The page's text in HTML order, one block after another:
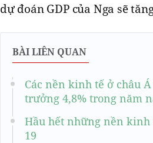
dự đoán GDP của Nga sẽ
BÀI LIÊN QUAN
Các nền kinh tế ở châu
trưởng 4,8% trong năm
Hầu hết những nền
19